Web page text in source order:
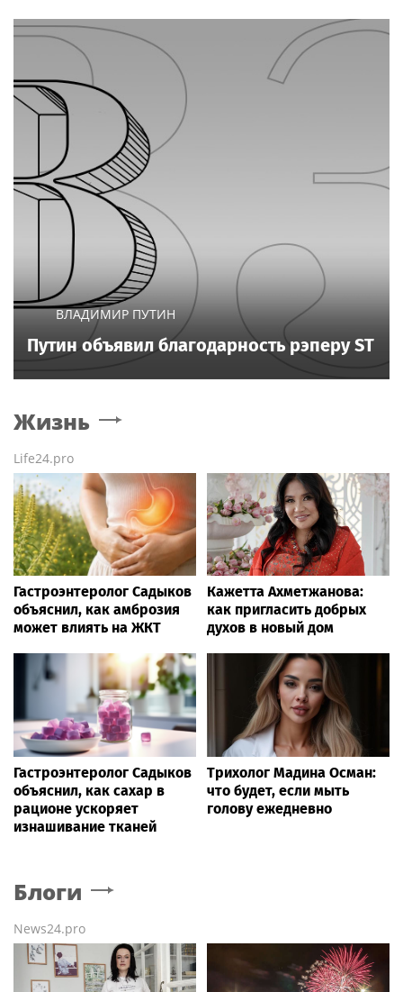
ВЛАДИМИР ПУТИН
Путин объявил благодарность рэперу ST
Жизнь
Life24.pro
Гастроэнтеролог Садыков
объяснил, как амброзия
может влиять на ЖКТ
Кажетта Ахметжанова:
как пригласить добрых
духов в новый дом
Гастроэнтеролог Садыков
объяснил, как сахар в
рационе ускоряет
изнашивание тканей
Трихолог Мадина Осман:
что будет, если мыть
голову ежедневно
Блоги
News24.pro